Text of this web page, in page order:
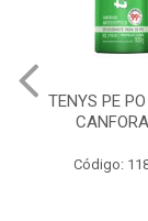
TENYS PE
Código: